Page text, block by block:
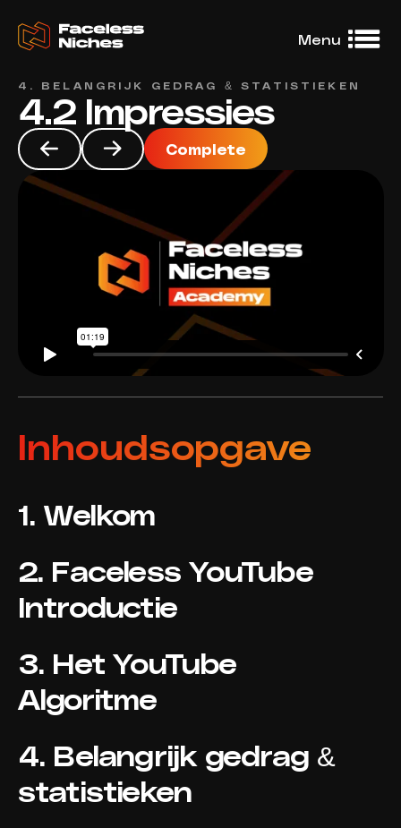
Dashboard
No access
DFY niches
No access
Niche Treasury
No access
Community
Menu
4. BELANGRIJK GEDRAG & STATISTIEKEN
4.2 Impressies
Complete
Inhoudsopgave
1. Welkom
2. Faceless YouTube
Introductie
3. Het YouTube
Algoritme
4. Belangrijk gedrag &
statistieken